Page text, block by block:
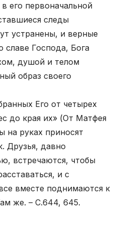
его первоначальной
следы
устранены, и верные
славе Господа, Бога
душой и телом
образ своего
Его от четырех
до края их» (От Матфея
на руках приносят
Друзья, давно
встречаются, чтобы
и с
вместе поднимаются к
же. – С.644, 645.